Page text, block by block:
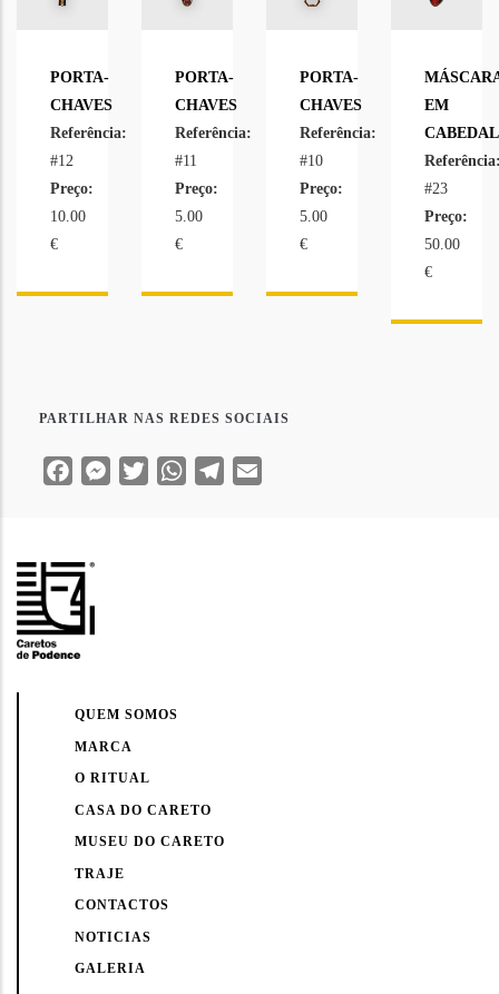
PORTA-
CHAVES
Referência:
#12
Preço:
10.00
€
PORTA-
CHAVES
Referência:
#11
Preço:
5.00
€
PORTA-
CHAVES
Referência:
#10
Preço:
5.00
€
EM
CABEDAL
#23
Preço:
50.00
€
PARTILHAR NAS REDES SOCIAIS
FacebookMessenger
Twitter WhatsAppTelegram
QUEM SOMOS
MARCA
O RITUAL
CASA DO CARETO
MUSEU DO CARETO
TRAJE
CONTACTOS
NOTICIAS
GALERIA